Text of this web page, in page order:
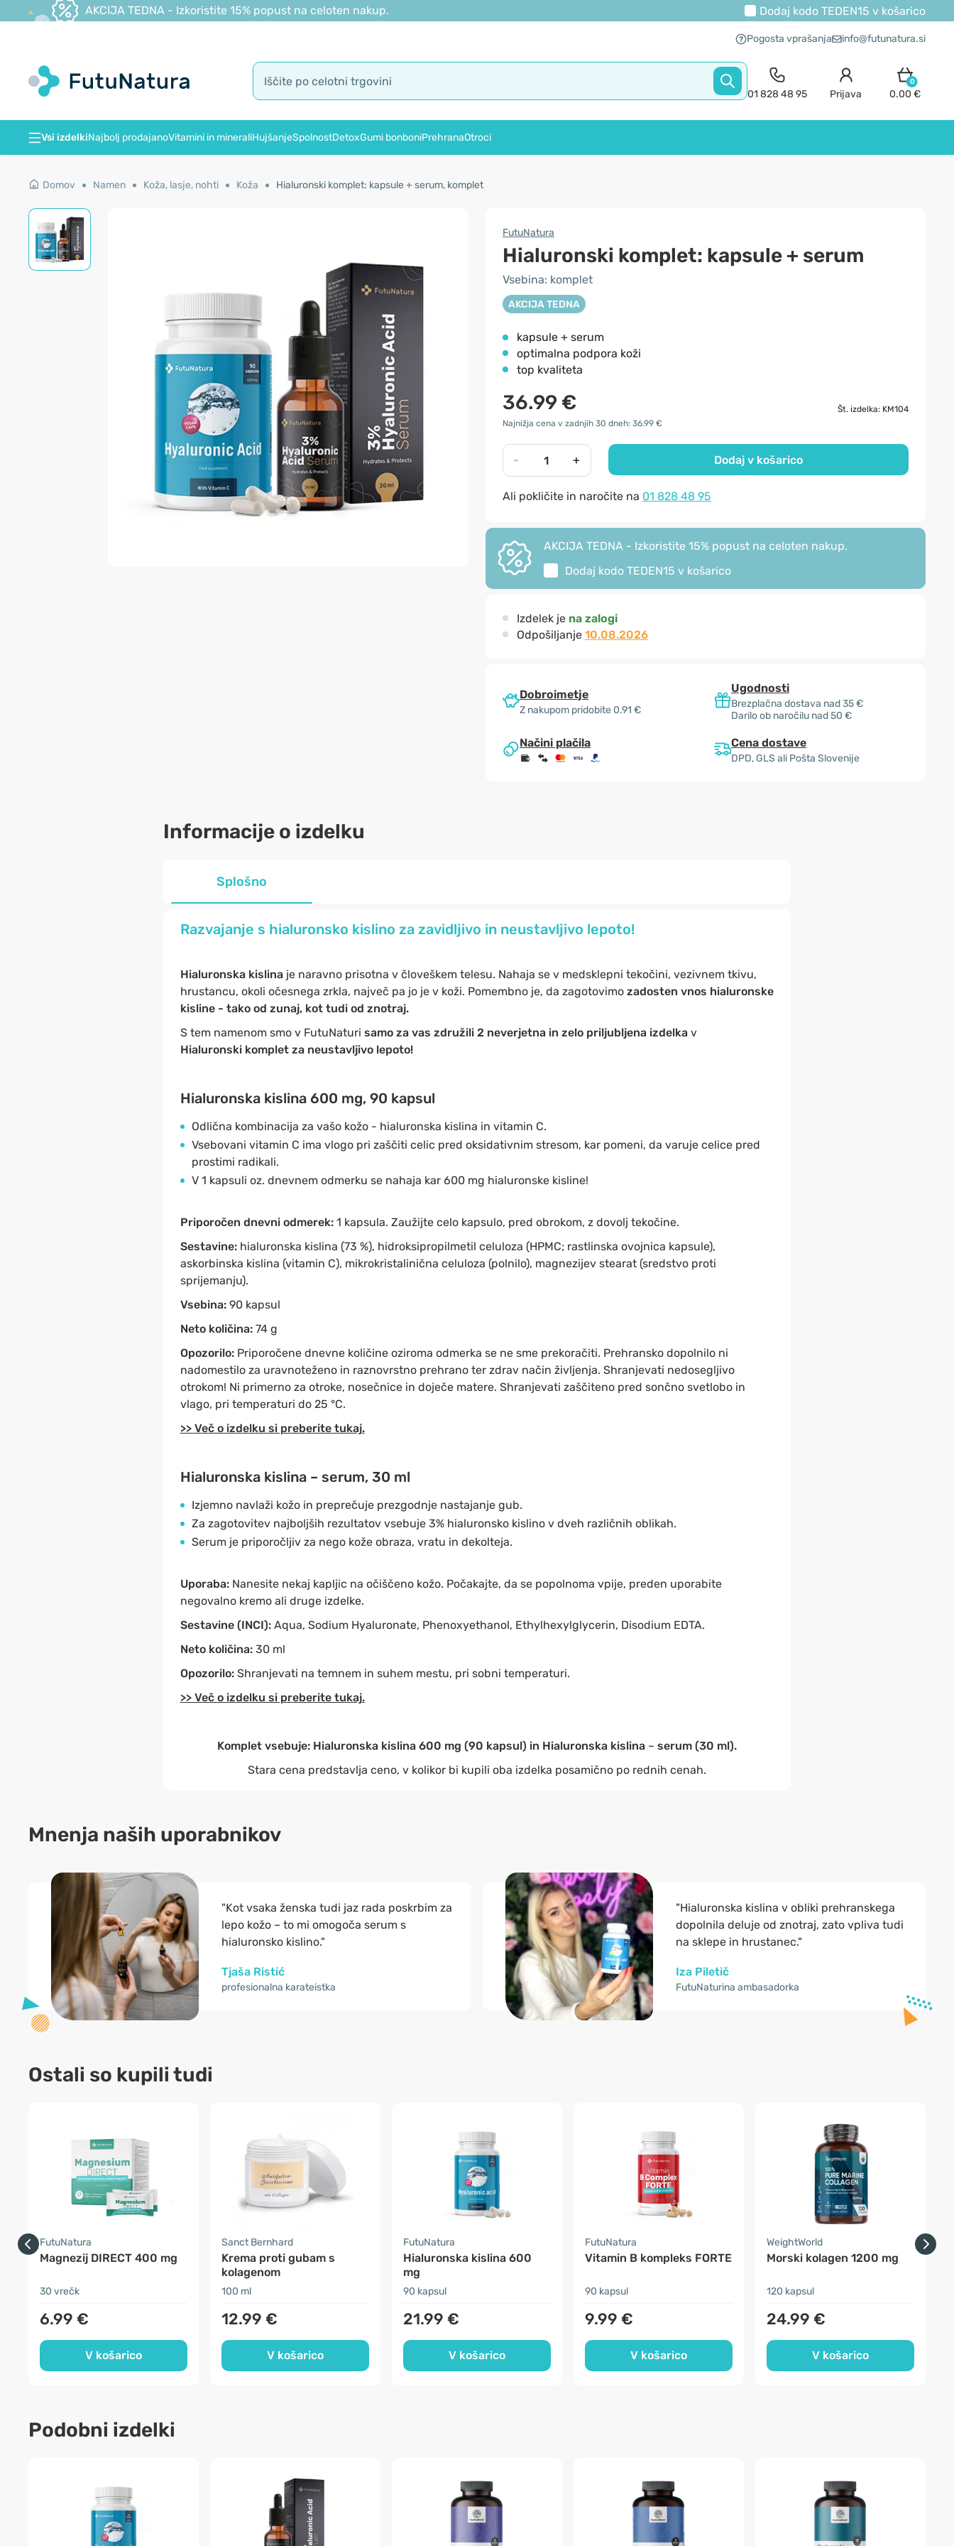
AKCIJA TEDNA - Izkoristite 15% popust na celoten nakup. Dodaj kodo TEDEN15 v košarico
Pogosta vprašanja info@futunatura.si
01 828 48 95 Prijava
0
0.00 €
Vsi izdelkiNajbolj prodajanoVitamini in mineraliHujšanjeSpolnostDetoxGumi bonboniPrehranaOtroci
Domov Namen Koža, lasje, nohti Koža Hialuronski komplet: kapsule + serum, komplet
FutuNatura
Hialuronski komplet: kapsule + serum
Vsebina: komplet
AKCIJA TEDNA
kapsule + serum
optimalna podpora koži
top kvaliteta
36.99 €
Št. izdelka: KM104
Najnižja cena v zadnjih 30 dneh: 36.99 €
- + Dodaj v košarico
Ali pokličite in naročite na 01 828 48 95
AKCIJA TEDNA - Izkoristite 15% popust na celoten nakup.
Dodaj kodo TEDEN15 v košarico
Izdelek je na zalogi
Odpošiljanje 10.08.2026
Dobroimetje
Z nakupom pridobite 0.91 €
Ugodnosti
Brezplačna dostava nad 35 €
Darilo ob naročilu nad 50 €
Načini plačila Cena dostave
DPD, GLS ali Pošta Slovenije
Informacije o izdelku
Splošno
Razvajanje s hialuronsko kislino za zavidljivo in neustavljivo lepoto!
Hialuronska kislina je naravno prisotna v človeškem telesu. Nahaja se v medsklepni tekočini, vezivnem tkivu,
hrustancu, okoli očesnega zrkla, največ pa jo je v koži. Pomembno je, da zagotovimo zadosten vnos hialuronske
kisline - tako od zunaj, kot tudi od znotraj.
S tem namenom smo v FutuNaturi samo za vas združili 2 neverjetna in zelo priljubljena izdelkav
Hialuronski komplet za neustavljivo lepoto!
Hialuronska kislina 600 mg, 90 kapsul
Odlična kombinacija za vašo kožo - hialuronska kislina in vitamin C.
Vsebovani vitamin C ima vlogo pri zaščiti celic pred oksidativnim stresom, kar pomeni, da varuje celice pred
prostimi radikali.
V 1 kapsuli oz. dnevnem odmerku se nahaja kar 600 mg hialuronske kisline!
Priporočen dnevni odmerek: 1 kapsula. Zaužijte celo kapsulo, pred obrokom, z dovolj tekočine.
Sestavine:hialuronska kislina (73 %), hidroksipropilmetil celuloza (HPMC; rastlinska ovojnica kapsule),
askorbinska kislina (vitamin C), mikrokristalinična celuloza (polnilo), magnezijev stearat (sredstvo proti
sprijemanju).
Vsebina: 90 kapsul
Neto količina: 74 g
Opozorilo:Priporočene dnevne količine oziroma odmerka se ne sme prekoračiti. Prehransko dopolnilo ni
nadomestilo za uravnoteženo in raznovrstno prehrano ter zdrav način življenja. Shranjevati nedosegljivo
otrokom! Ni primerno za otroke, nosečnice in doječe matere. Shranjevati zaščiteno pred sončno svetlobo in
vlago, pri temperaturi do 25 °C.
>> Več o izdelku si preberite tukaj.
Hialuronska kislina – serum, 30 ml
Izjemno navlaži kožo in preprečuje prezgodnje nastajanje gub.
Za zagotovitev najboljših rezultatov vsebuje 3% hialuronsko kislino v dveh različnih oblikah.
Serum je priporočljiv za nego kože obraza, vratu in dekolteja.
Uporaba:Nanesite nekaj kapljic na očiščeno kožo. Počakajte, da se popolnoma vpije, preden uporabite
negovalno kremo ali druge izdelke.
Sestavine (INCI):Aqua, Sodium Hyaluronate, Phenoxyethanol, Ethylhexylglycerin, Disodium EDTA.
Neto količina: 30 ml
Opozorilo:Shranjevati na temnem in suhem mestu, pri sobni temperaturi.
>> Več o izdelku si preberite tukaj.
Komplet vsebuje: Hialuronska kislina 600 mg (90 kapsul) in Hialuronska kislina – serum (30 ml).
Stara cena predstavlja ceno, v kolikor bi kupili oba izdelka posamično po rednih cenah.
Mnenja naših uporabnikov
"Kot vsaka ženska tudi jaz rada poskrbim za
lepo kožo – to mi omogoča serum s
hialuronsko kislino."
Tjaša Ristić
profesionalna karateistka
"Hialuronska kislina v obliki prehranskega
dopolnila deluje od znotraj, zato vpliva tudi
na sklepe in hrustanec."
Iza Piletič
FutuNaturina ambasadorka
Ostali so kupili tudi
FutuNatura
Magnezij DIRECT 400 mg
30 vrečk
6.99 €
V košarico
Sanct Bernhard
Krema proti gubam s
kolagenom
100 ml
12.99 €
V košarico
FutuNatura
Hialuronska kislina 600
mg
90 kapsul
21.99 €
V košarico
FutuNatura
Vitamin B kompleks FORTE
90 kapsul
9.99 €
V košarico
WeightWorld
Morski kolagen 1200 mg
120 kapsul
24.99 €
V košarico
Podobni izdelki